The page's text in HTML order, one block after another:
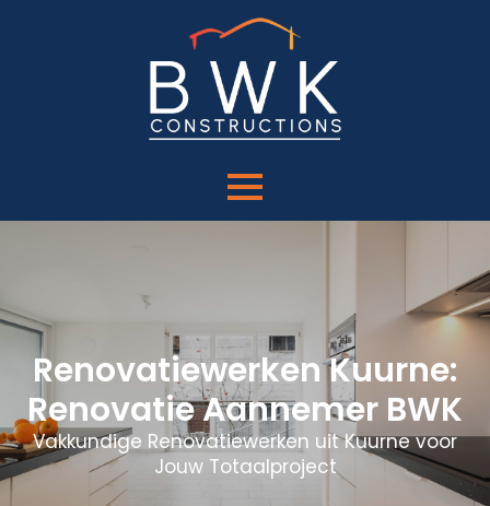
Renovatiewerken Kuurne:
Renovatie Aannemer BWK
Vakkundige Renovatiewerken uit Kuurne voor
Jouw Totaalproject